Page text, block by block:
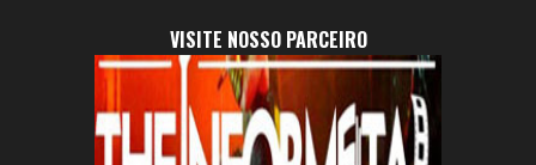
VISITE NOSSO PARCEIRO